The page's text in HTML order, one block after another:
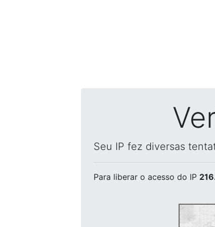
Seu IP fez diversas
Para liberar o acesso do IP